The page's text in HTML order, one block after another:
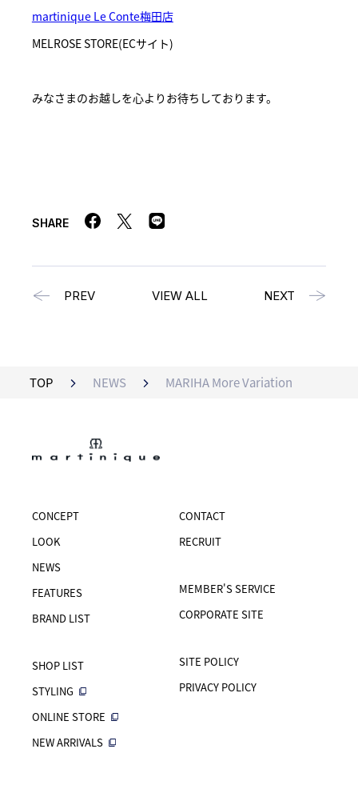
martinique Le Conte梅田店
MELROSE STORE(ECサイト)
みなさまのお越しを心よりお待ちしております。
SHARE
PREV VIEW ALL NEXT
TOP NEWS MARIHA More Variation
CONCEPT
LOOK
NEWS
FEATURES
BRAND LIST
SHOP LIST
STYLING
ONLINE STORE
NEW ARRIVALS
CONTACT
RECRUIT
MEMBER'S SERVICE
CORPORATE SITE
SITE POLICY
PRIVACY POLICY